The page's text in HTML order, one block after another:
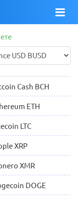
Cash BCH
ETH
LTC
XRP
XMR
DOGE